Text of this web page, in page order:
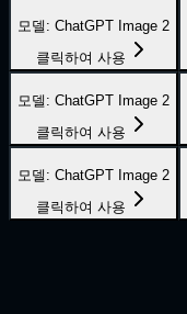
모델 : ChatGPT Image 2
클릭하여 사용
모델 : ChatGPT Image 2
클릭하여 사용
모델 : ChatGPT Image 2
클릭하여 사용